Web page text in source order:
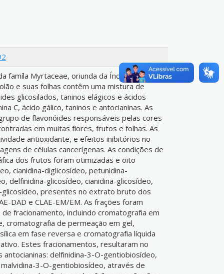
famíla Myrtaceae, oriunda da Índia Oriental.
e suas folhas contêm uma mistura de
glicosilados, taninos elágicos e ácidos
C, ácido gálico, taninos e antocianinas. As
de flavonóides responsáveis pelas cores
em muitas flores, frutos e folhas. As
antioxidante, e efeitos inibitórios no
de células cancerígenas. As condições de
dos frutos foram otimizadas e oito
cianidina-diglicosídeo, petunidina-
delfinidina-glicosídeo, cianidina-glicosídeo,
glicosídeo, presentes no extrato bruto dos
DAD e CLAE-EM/EM. As frações foram
fracionamento, incluindo cromatografia em
cromatografia de permeação em gel,
em fase reversa e cromatografia líquida
Estes fracionamentos, resultaram no
delfinidina-3-O-gentiobiosídeo,
3-O-gentiobiosídeo, através de